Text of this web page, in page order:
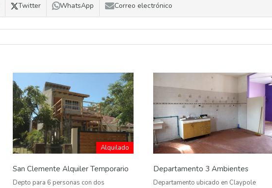
Twitter WhatsApp Correo electrónico
Alquilado
San Clemente Alquiler Temporario
Depto para 6 personas con dos
Departamento 3 Ambientes
Departamento ubicado en Claypole